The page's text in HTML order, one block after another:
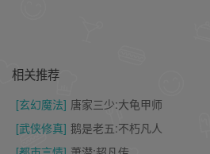
相关推荐
[玄幻魔法] 唐家三少:大龟甲师
[武侠修真] 鹅是老五:不朽凡人